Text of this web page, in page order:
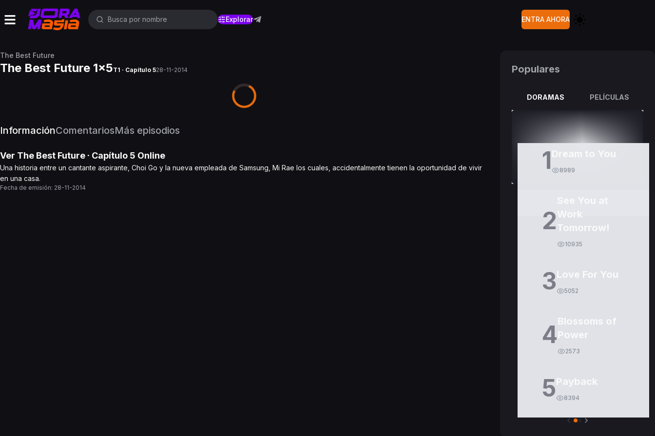
Explorar ENTRA AHORA
The Best Future
The Best Future 1x5T1 · Capítulo 528-11-2014
InformaciónComentariosMás episodios
Ver The Best Future · Capítulo 5 Online
Una historia entre un cantante aspirante, Choi Go y la nueva empleada de Samsung, Mi Rae los cuales, accidentalmente tienen la oportunidad de vivir
en una casa.
Fecha de emisión: 28-11-2014
Populares
DORAMAS PELÍCULAS
1Dream to You
8989
2Work
Tomorrow!
10935
3Love For You
5052
4Blossoms of
Power
2573
5Payback
8394